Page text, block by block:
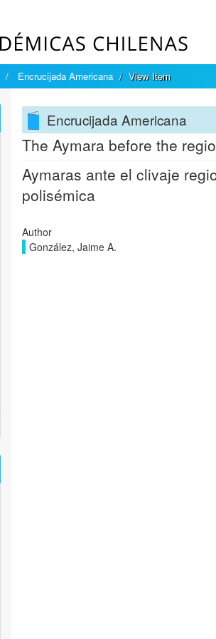
Encrucijada Americana View Item
Encrucijada Americana
The Aymara before the
Aymaras ante el clivaje
polisémica
Author
González, Jaime A.